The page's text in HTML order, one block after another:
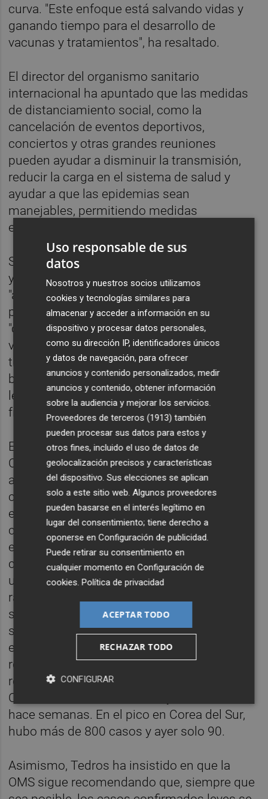
curva. "Este enfoque está salvando vidas y
ganando tiempo para el desarrollo de
vacunas y tratamientos", ha resaltado.
El director del organismo sanitario
internacional ha apuntado que las medidas
de distanciamiento social, como la
cancelación de eventos deportivos,
conciertos y otras grandes reuniones
pueden ayudar a disminuir la transmisión,
reducir la carga en el sistema de salud y
ayudar a que las epidemias sean
manejables, permitiendo medidas
específicas y focalizadas.
Sin embargo, ha afirmado que para suprimir
y controlar el coronavirus, los países deben
"aislarse, hacer pruebas, tratar a los
pacientes y rastrear los contactos" como
"columna vertebral" de las medidas frente al
virus. "Si no lo hacen, las cadenas de
transmisión pueden continuar a un nivel
bajo, y luego resurgir una vez que se
levanten las medidas de distanciamiento
físico", ha advertido.
En este punto, ha puesto como ejemplo a
Corea del Sur: "Hace un mes, se enfrentaron
a la aceleración de la transmisión
comunitaria. Pero no se rindieron. Educaron,
empoderaron y comprometieron a las
comunidades. Desarrollaron una innovadora
estrategia de pruebas y ampliaron la
capacidad de los laboratorios. Racionaron el
uso de máscaras. Hicieron un exhaustivo
rastreo de contactos y pruebas en áreas
seleccionadas y aislaron los casos
sospechosos en instalaciones designadas
en lugar de hospitales o en casa". Como
resultado de estas medidas, Tedros ha
recordado que los casos de Covid-19 en
Corea del Sur llevan disminuyendo desde
hace semanas. En el pico en Corea del Sur,
hubo más de 800 casos y ayer solo 90.
Asimismo, Tedros ha insistido en que la
OMS sigue recomendando que, siempre que
Uso responsable de sus
datos
Nosotros y nuestros socios utilizamos
cookies y tecnologías similares para
almacenar y acceder a información en su
dispositivo y procesar datos personales,
como su dirección IP, identificadores únicos
y datos de navegación, para ofrecer
anuncios y contenido personalizados, medir
anuncios y contenido, obtener información
sobre la audiencia y mejorar los servicios.
Proveedores de terceros (1913) también
pueden procesar sus datos para estos y
otros fines, incluido el uso de datos de
geolocalización precisos y características
del dispositivo. Sus elecciones se aplican
solo a este sitio web. Algunos proveedores
pueden basarse en el interés legítimo en
lugar del consentimiento; tiene derecho a
oponerse enConfiguración de publicidad
Puede retirar su consentimiento en
cualquier momento enConfiguración de
cookies .Política de privacidad
ACEPTAR TODO
RECHAZAR TODO
CONFIGURAR